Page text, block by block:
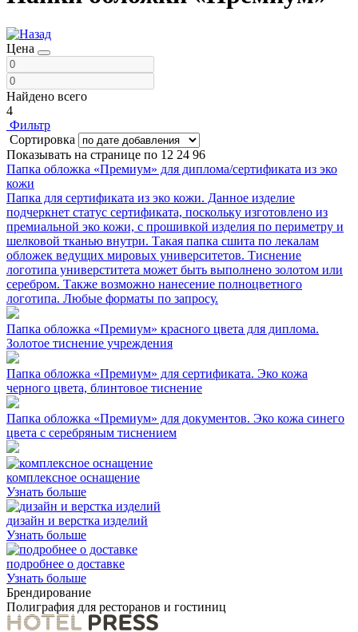
Цена
Найдено всего
4
Фильтр
Сортировка
Показывать на странице по 12 24 96
Папка обложка «Премиум» для диплома/сертификата из эко
кожи
Папка для сертификата из эко кожи. Данное изделие
подчеркнет статус сертификата, поскольку изготовлено из
премиальной эко кожи, с прошивкой изделия по периметру и
шелковой тканью внутри. Такая папка сшита по лекалам
обложек ведущих мировых университетов. Тиснение
логотипа универститета может быть выполнено золотом или
серебром. Также возможно нанесение полноцветного
логотипа. Любые форматы по запросу.
Папка обложка «Премиум» красного цвета для диплома.
Золотое тиснение учреждения
Папка обложка «Премиум» для сертификата. Эко кожа
черного цвета, блинтовое тиснение
Папка обложка «Премиум» для документов. Эко кожа синего
цвета с серебряным тиснением
комплексное оснащение
Узнать больше
дизайн и верстка изделий
Узнать больше
подробнее о доставке
Узнать больше
Брендирование
Полиграфия для ресторанов и гостиниц